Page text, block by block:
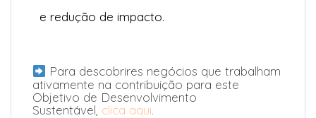
e redução de impacto.
Para descobrires negócios que trabalham
ativamente na contribuição para este
Objetivo de Desenvolvimento
Sustentável, clica aqui